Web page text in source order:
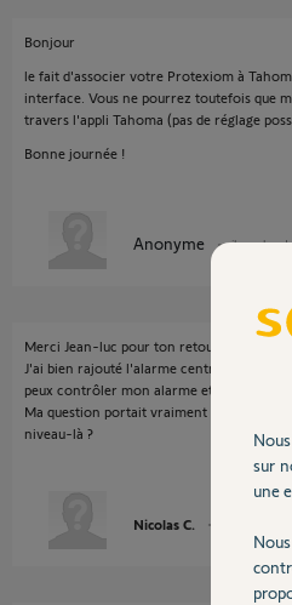
Bonjour
le fait d'associer votre Protexiom à
interface. Vous ne pourrez toutefois que
travers l'appli Tahoma (pas de réglage
Bonne journée !
Anonyme il y a plus
Merci Jean-luc pour ton retour.
J'ai bien rajouté l'alarme central au niveau
peux contrôler mon alarme et la jumeler
Ma question portait vraiment sur l'onglet
niveau-là ?
Nicolas C.
sur
une